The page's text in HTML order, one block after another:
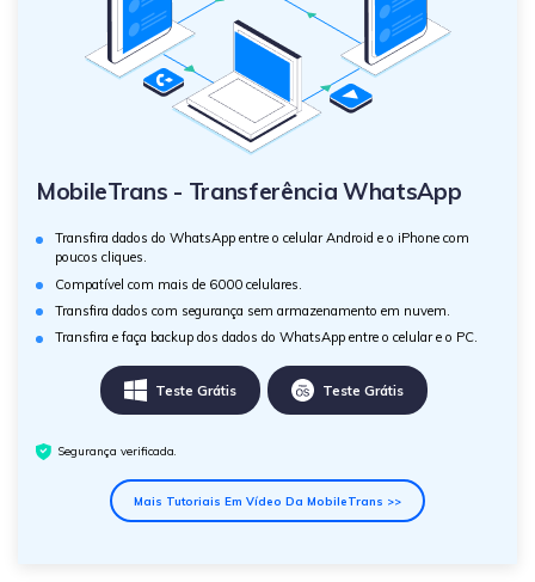
MobileTrans - Transferência WhatsApp
Transfira dados do WhatsApp entre o celular Android e o iPhone com
poucos cliques.
Compatível com mais de 6000 celulares.
Transfira dados com segurança sem armazenamento em nuvem.
Transfira e faça backup dos dados do WhatsApp entre o celular e o PC.
Teste Grátis Teste Grátis
Segurança verificada.
Mais Tutoriais Em Vídeo Da MobileTrans >>